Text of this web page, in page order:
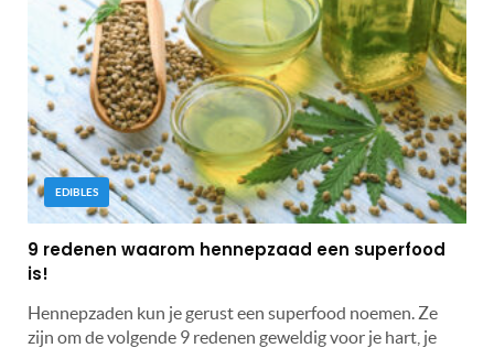
EDIBLES
9 redenen waarom hennepzaad een superfood
is!
Hennepzaden kun je gerust een superfood noemen. Ze
zijn om de volgende 9 redenen geweldig voor je hart, je